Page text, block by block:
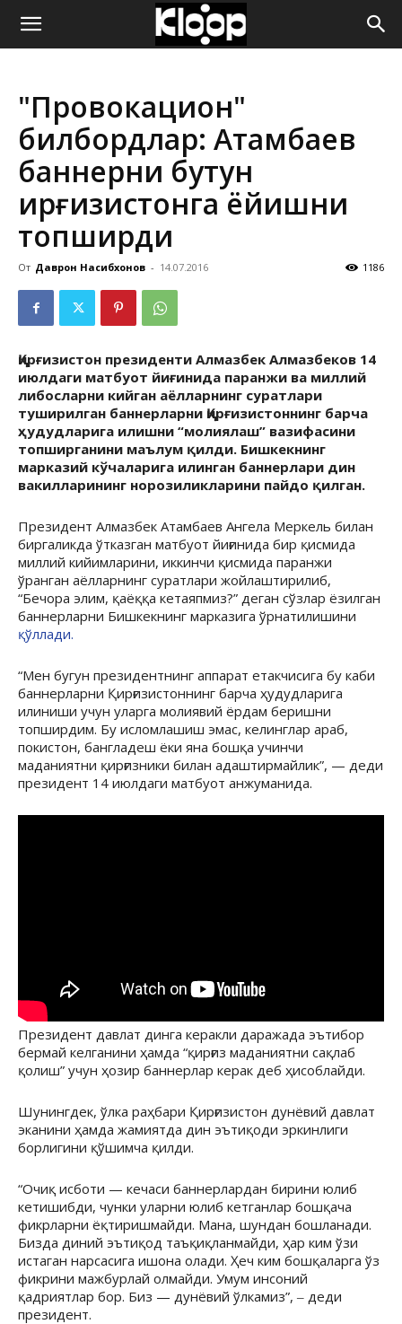
ҚИРҒИЗИСТОН
ЯНГИЛИКЛАРИ
"Провокацион"
билбордлар: Атамбаев
баннерни бутун
Қирғизистонга ёйишни
топширди
От Даврон Насибхонов - 14.07.2016 1186
Қирғизистон президенти Алмазбек Алмазбеков 14
июлдаги матбуот йиғинида паранжи ва миллий
либосларни кийган аёлларнинг суратлари
туширилган баннерларни Қирғизистоннинг барча
ҳудудларига илишни “молиялаш” вазифасини
топширганини маълум қилди. Бишкекнинг
марказий кўчаларига илинган баннерлари дин
вакилларининг норозиликларини пайдо қилган.
Президент Алмазбек Атамбаев Ангела Меркель билан
биргаликда ўтказган матбуот йиғинида бир қисмида
миллий кийимларини, иккинчи қисмида паранжи
ўранган аёлларнинг суратлари жойлаштирилиб,
“Бечора элим, қаёққа кетаяпмиз?” деган сўзлар ёзилган
баннерларни Бишкекнинг марказига ўрнатилишини
қўллади.
“Мен бугун президентнинг аппарат етакчисига бу каби
баннерларни Қирғизистоннинг барча ҳудудларига
илиниши учун уларга молиявий ёрдам беришни
топширдим. Бу исломлашиш эмас, келинглар араб,
покистон, бангладеш ёки яна бошқа учинчи
маданиятни қирғизники билан адаштирмайлик”, — деди
президент 14 июлдаги матбуот анжуманида.
Президент давлат динга керакли даражада эътибор
бермай келганини ҳамда “қирғиз маданиятни сақлаб
қолиш” учун ҳозир баннерлар керак деб ҳисоблайди.
Шунингдек, ўлка раҳбари Қирғизистон дунёвий давлат
эканини ҳамда жамиятда дин эътиқоди эркинлиги
борлигини қўшимча қилди.
“Очиқ исботи — кечаси баннерлардан бирини юлиб
кетишибди, чунки уларни юлиб кетганлар бошқача
фикрларни ёқтиришмайди. Мана, шундан бошланади.
Бизда диний эътиқод таъқиқланмайди, ҳар ким ўзи
истаган нарсасига ишона олади. Ҳеч ким бошқаларга ўз
фикрини мажбурлай олмайди. Умум инсоний
қадриятлар бор. Биз — дунёвий ўлкамиз”, ‒ деди
президент.